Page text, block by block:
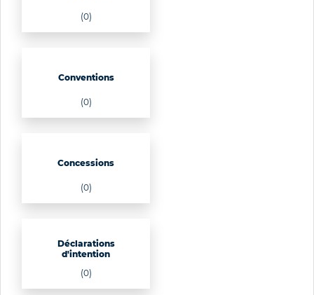
(0)
Conventions
(0)
Concessions
(0)
Déclarations
d'intention
(0)